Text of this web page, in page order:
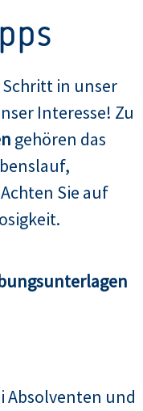
in unser
Interesse! Zu
gehören das
Sie auf
Absolventen und